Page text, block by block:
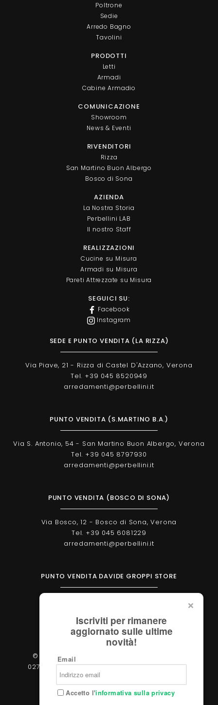
Poltrone
Sedie
Arredo Bagno
Tavolini
PRODOTTI
Letti
Armadi
Cabine Armadio
COMUNICAZIONE
Showroom
News & Eventi
RIVENDITORI
Rizza
San Martino Buon Albergo
Bosco di Sona
AZIENDA
La Nostra Storia
Perbellini LAB
Il nostro Staff
REALIZZAZIONI
Cucine su Misura
Armadi su Misura
Pareti Attrezzate su Misura
SEGUICI SU:
Facebook
Instagram
SEDE E PUNTO VENDITA (LA RIZZA)
Via Piave, 21 - Rizza di Castel D'Azzano, Verona
Tel. +39 045 8520949
arredamenti@perbellini.it
PUNTO VENDITA (S.MARTINO B.A.)
Via S. Antonio, 54 - San Martino Buon Albergo, Verona
Tel. +39 045 8797930
arredamenti@perbellini.it
PUNTO VENDITA (BOSCO DI SONA)
Via Bosco, 12 - Bosco di Sona, Verona
Tel. +39 045 6081229
arredamenti@perbellini.it
PUNTO VENDITA DAVIDE GROPPI STORE
verona@davidegroppi.store
© 2026 - Perbellini Arredamenti S.r.l. - P.IVA
02783400233 - Via Verdi, 31/A - 37060, Castel
d'Azzano (Verona)
Iscriviti per rimanere
aggiornato sulle ultime
novità!
Email
Accetto l'informativa sulla privacy